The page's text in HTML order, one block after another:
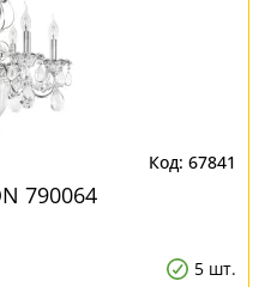
67841
790064
5 шт.